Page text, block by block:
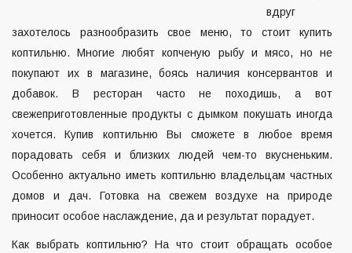
вдруг
захотелось разнообразить свое меню, то стоит купить
коптильню. Многие любят копченую рыбу и мясо, но не
покупают их в магазине, боясь наличия консервантов и
добавок. В ресторан часто не походишь, а вот
свежеприготовленные продукты с дымком покушать иногда
хочется. Купив коптильню Вы сможете в любое время
порадовать себя и близких людей чем-то вкусненьким.
Особенно актуально иметь коптильню владельцам частных
домов и дач. Готовка на свежем воздухе на природе
приносит особое наслаждение, да и результат порадует.
Как выбрать коптильню? На что стоит обращать особое